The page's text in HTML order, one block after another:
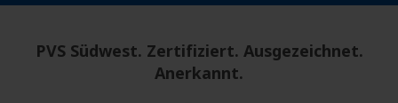
PVS Südwest. Zertifiziert. Ausgezeichnet.
Anerkannt.